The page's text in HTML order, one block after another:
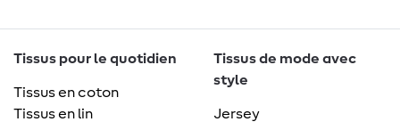
Tissus pour le quotidien
Tissus en coton
Tissus en lin
Tissus de mode avec
style
Jersey